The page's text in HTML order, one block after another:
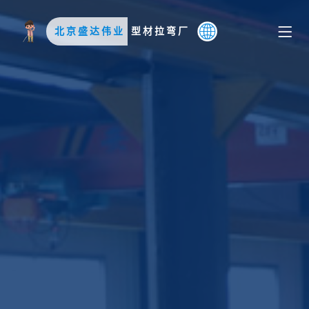
北京盛达伟业 型材拉弯厂